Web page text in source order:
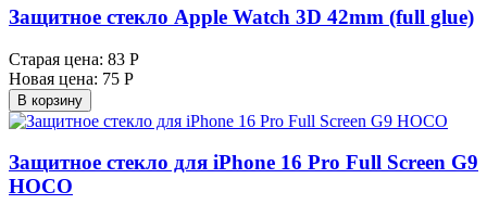
Защитное стекло Apple Watch 3D 42mm (full glue)
Старая цена: 83 Р
Новая цена: 75 Р
В корзину
Защитное стекло для iPhone 16 Pro Full Screen G9
HOCO